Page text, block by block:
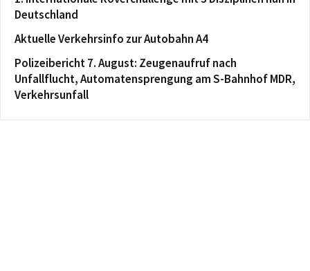
Deutschland
Aktuelle Verkehrsinfo zur Autobahn A4
Polizeibericht 7. August: Zeugenaufruf nach
Unfallflucht, Automatensprengung am S-Bahnhof MDR,
Verkehrsunfall